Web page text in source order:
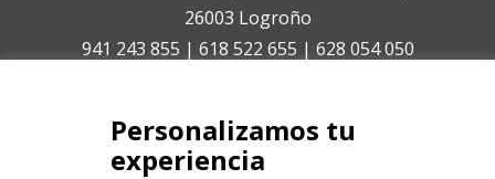
26003 Logroño
941 243 855 | 618 522 655 | 628 054 050
Personalizamos tu
experiencia